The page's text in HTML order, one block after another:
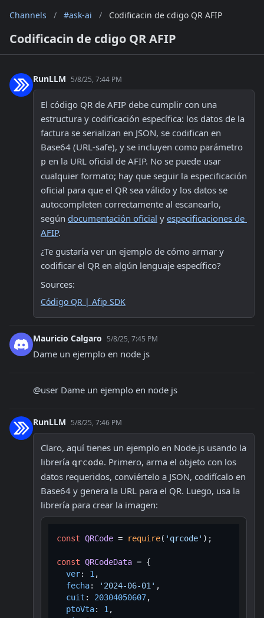
Channels / #ask-ai / Codificacin de cdigo QR AFIP
Codificacin de cdigo QR AFIP
RunLLM 5/8/25, 7:44 PM
El código QR de AFIP debe cumplir con una
estructura y codificación específica: los datos de la
factura se serializan en JSON, se codifican en
p en la URL oficial de AFIP. No se puede usar
cualquier formato; hay que seguir la especificación
oficial para que el QR sea válido y los datos se
autocompleten correctamente al escanearlo,
según documentación oficial y especificaciones de
AFIP.
¿Te gustaría ver un ejemplo de cómo armar y
codificar el QR en algún lenguaje específico?
Sources:
Código QR | Afip SDK
Mauricio Calgaro 5/8/25, 7:45 PM
Dame un ejemplo en node js
@user Dame un ejemplo en node js
RunLLM 5/8/25, 7:46 PM
Claro, aquí tienes un ejemplo en Node.js usando la
librería qrcode. Primero, arma el objeto con los
datos requeridos, conviértelo a JSON, codifícalo en
Base64 y genera la URL para el QR. Luego, usa la
librería para crear la imagen:
const QRCode = require( 'qrcode' );
const QRCodeData = {
ver: 1 ,
fecha: '2024-06-01' ,
cuit : 20304050607,
ptoVta: 1 ,